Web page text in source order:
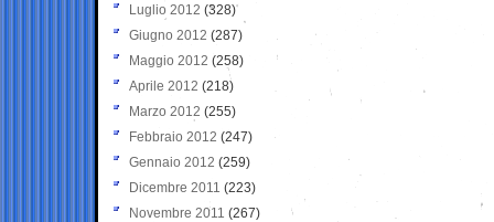
Luglio 2012 (328)
Giugno 2012 (287)
Maggio 2012 (258)
Aprile 2012 (218)
Marzo 2012 (255)
Febbraio 2012 (247)
Gennaio 2012 (259)
Dicembre 2011 (223)
Novembre 2011 (267)